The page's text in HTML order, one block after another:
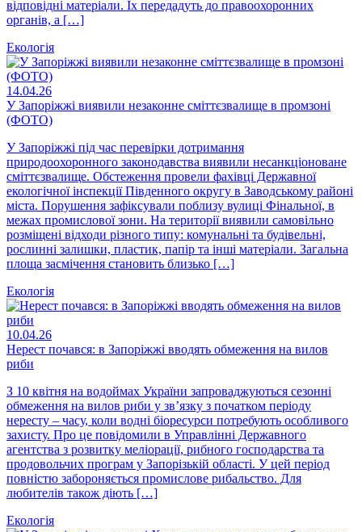
відповідні матеріали. Їх передадуть до правоохоронних
органів, а […]
Екологія
14.04.26
У Запоріжжі виявили незаконне сміттєзвалище в промзоні
(ФОТО)
У Запоріжжі під час перевірки дотримання
природоохоронного законодавства виявили несанкціоноване
сміттєзвалище. Обстеження провели фахівці Державної
екологічної інспекції Південного округу в Заводському районі
міста. Порушення зафіксували поблизу вулиці Фінальної, в
межах промислової зони. На території виявили самовільно
розміщені відходи різного типу: комунальні та будівельні,
рослинні залишки, пластик, папір та інші матеріали. Загальна
площа засмічення становить близько […]
Екологія
10.04.26
Нерест почався: в Запоріжжі вводять обмеження на вилов
риби
З 10 квітня на водоймах України запроваджуються сезонні
обмеження на вилов риби у зв’язку з початком періоду
нересту – часу, коли водні біоресурси потребують особливого
захисту. Про це повідомили в Управлінні Державного
агентства з розвитку меліорації, рибного господарства та
продовольчих програм у Запорізькій області. У цей період
повністю забороняється промислове рибальство. Для
любителів також діють […]
Екологія